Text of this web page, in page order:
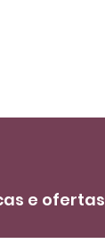
e ofertas